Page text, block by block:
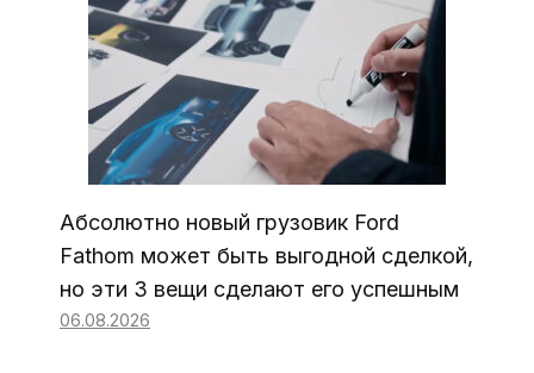
Абсолютно новый грузовик Ford
Fathom может быть выгодной сделкой,
но эти 3 вещи сделают его успешным
06.08.2026